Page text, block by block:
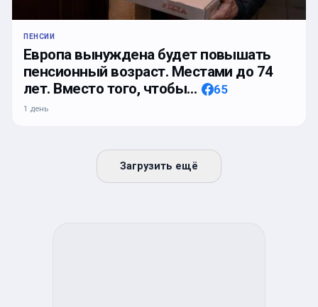
ПЕНСИИ
Европа вынуждена будет повышать
пенсионный возраст. Местами до 74
лет. Вместо того, чтобы…
65
1 день
Загрузить ещё